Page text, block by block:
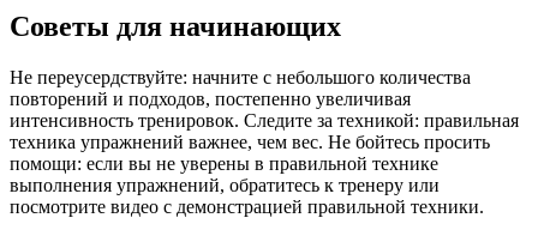
Советы для начинающих
Не переусердствуйте: начните с небольшого количества
повторений и подходов, постепенно увеличивая
интенсивность тренировок. Следите за техникой: правильная
техника упражнений важнее, чем вес. Не бойтесь просить
помощи: если вы не уверены в правильной технике
выполнения упражнений, обратитесь к тренеру или
посмотрите видео с демонстрацией правильной техники.